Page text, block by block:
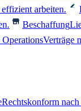
arbeiten.
Beschaffung
Verträge
Rechtskonform